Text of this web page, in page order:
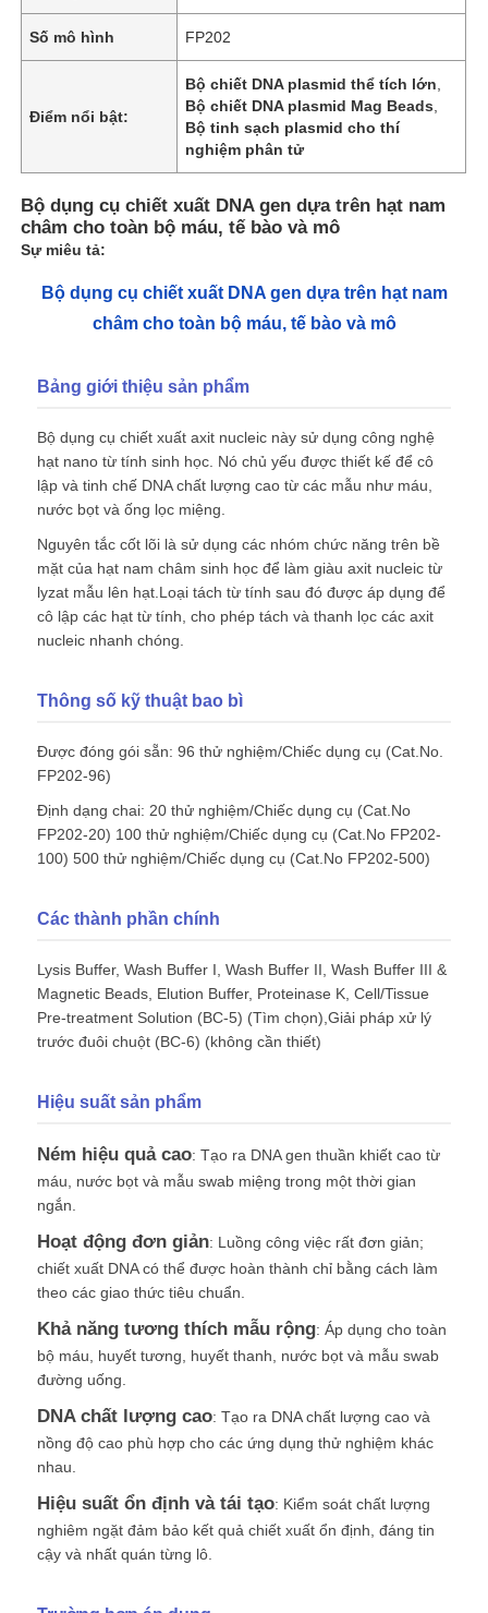
Trang chủ
Các sản phẩm
Về Chúng Tôi
Số mô hình FP202
Điểm nổi bật:
Bộ chiết DNA plasmid thể tích lớn
Bộ chiết DNA plasmid Mag Beads
Bộ tinh sạch plasmid cho thí
nghiệm phân tử
Bộ dụng cụ chiết xuất DNA gen dựa trên hạt nam
châm cho toàn bộ máu, tế bào và mô
Sự miêu tả:
Bộ dụng cụ chiết xuất DNA gen dựa trên hạt nam
châm cho toàn bộ máu, tế bào và mô
Bảng giới thiệu sản phẩm
Bộ dụng cụ chiết xuất axit nucleic này sử dụng công nghệ
hạt nano từ tính sinh học. Nó chủ yếu được thiết kế để cô
lập và tinh chế DNA chất lượng cao từ các mẫu như máu,
nước bọt và ống lọc miệng.
Nguyên tắc cốt lõi là sử dụng các nhóm chức năng trên bề
mặt của hạt nam châm sinh học để làm giàu axit nucleic từ
lyzat mẫu lên hạt.Loại tách từ tính sau đó được áp dụng để
cô lập các hạt từ tính, cho phép tách và thanh lọc các axit
nucleic nhanh chóng.
Thông số kỹ thuật bao bì
Được đóng gói sẵn: 96 thử nghiệm/Chiếc dụng cụ (Cat.No.
FP202-96)
Định dạng chai: 20 thử nghiệm/Chiếc dụng cụ (Cat.No
FP202-20) 100 thử nghiệm/Chiếc dụng cụ (Cat.No FP202-
100) 500 thử nghiệm/Chiếc dụng cụ (Cat.No FP202-500)
Các thành phần chính
Lysis Buffer, Wash Buffer I, Wash Buffer II, Wash Buffer III &
Magnetic Beads, Elution Buffer, Proteinase K, Cell/Tissue
Pre-treatment Solution (BC-5) (Tìm chọn),Giải pháp xử lý
trước đuôi chuột (BC-6) (không cần thiết)
Hiệu suất sản phẩm
Ném hiệu quả cao: Tạo ra DNA gen thuần khiết cao từ
máu, nước bọt và mẫu swab miệng trong một thời gian
ngắn.
Hoạt động đơn giản: Luồng công việc rất đơn giản;
chiết xuất DNA có thể được hoàn thành chỉ bằng cách làm
theo các giao thức tiêu chuẩn.
Khả năng tương thích mẫu rộng: Áp dụng cho toàn
bộ máu, huyết tương, huyết thanh, nước bọt và mẫu swab
đường uống.
DNA chất lượng cao: Tạo ra DNA chất lượng cao và
nồng độ cao phù hợp cho các ứng dụng thử nghiệm khác
nhau.
Hiệu suất ổn định và tái tạo: Kiểm soát chất lượng
nghiêm ngặt đảm bảo kết quả chiết xuất ổn định, đáng tin
cậy và nhất quán từng lô.